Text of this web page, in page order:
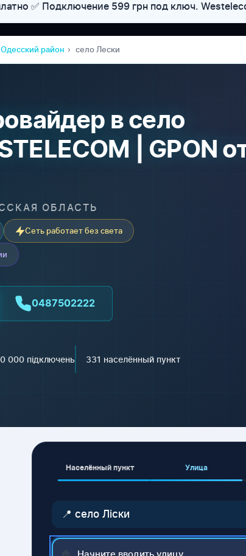
✅ Подключение 599 грн под ключ.
Одесский район село Лески
в село
| GPON
ОБЛАСТЬ
Сеть работает без света
0487502222
000 підключень 331 населённый пункт
Населённый пункт Улица
📍 село Ліски